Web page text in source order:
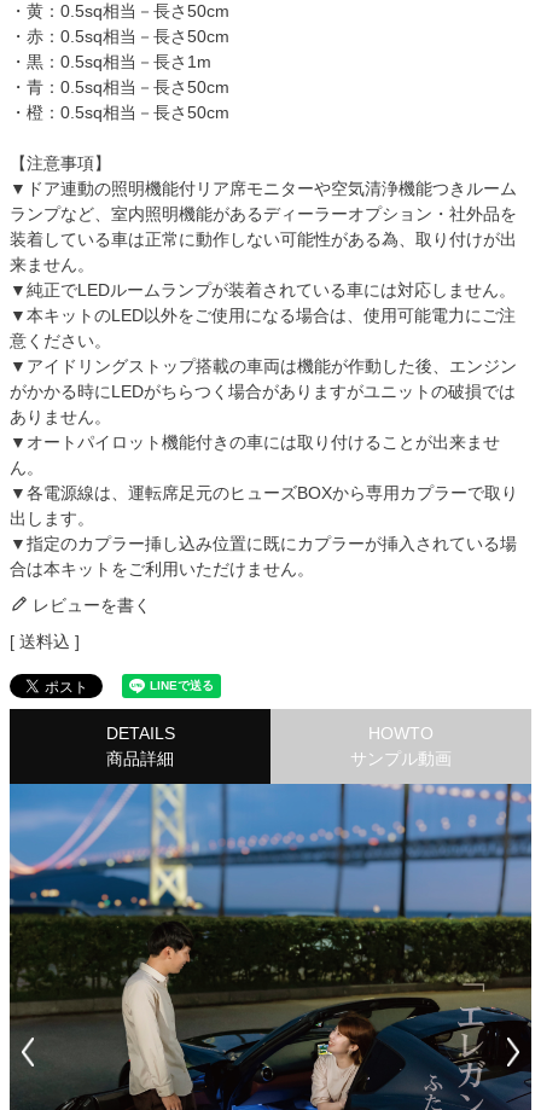
・黄：0.5sq相当－長さ50cm
・赤：0.5sq相当－長さ50cm
・黒：0.5sq相当－長さ1m
・青：0.5sq相当－長さ50cm
・橙：0.5sq相当－長さ50cm
【注意事項】
▼ドア連動の照明機能付リア席モニターや空気清浄機能つきルーム
ランプなど、室内照明機能があるディーラーオプション・社外品を
装着している車は正常に動作しない可能性がある為、取り付けが出
来ません。
▼純正でLEDルームランプが装着されている車には対応しません。
▼本キットのLED以外をご使用になる場合は、使用可能電力にご注
意ください。
▼アイドリングストップ搭載の車両は機能が作動した後、エンジン
がかかる時にLEDがちらつく場合がありますがユニットの破損では
ありません。
▼オートパイロット機能付きの車には取り付けることが出来ませ
ん。
▼各電源線は、運転席足元のヒューズBOXから専用カプラーで取り
出します。
▼指定のカプラー挿し込み位置に既にカプラーが挿入されている場
合は本キットをご利用いただけません。
レビューを書く
送料込
DETAILS
商品詳細
HOWTO
サンプル動画